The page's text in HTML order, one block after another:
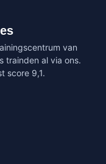
van
trainden al via ons.
score 9,1.